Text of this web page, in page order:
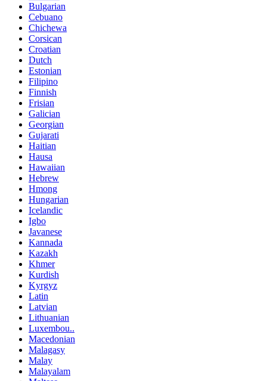
Bulgarian
Cebuano
Chichewa
Corsican
Croatian
Dutch
Estonian
Filipino
Finnish
Frisian
Galician
Georgian
Gujarati
Haitian
Hausa
Hawaiian
Hebrew
Hmong
Hungarian
Icelandic
Igbo
Javanese
Kannada
Kazakh
Khmer
Kurdish
Kyrgyz
Latin
Latvian
Lithuanian
Luxembou..
Macedonian
Malagasy
Malay
Malayalam